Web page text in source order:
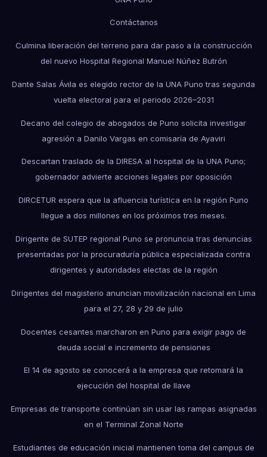
Contáctanos
Culmina liberación del terreno para dar paso a la construcción
del nuevo Hospital Regional Manuel Núñez Butrón
Dante Salas Ávila es elegido rector de la UNA Puno tras segunda
vuelta electoral para el periodo 2026–2031
Decano del colegio de abogados de Puno solicita investigar
agresión a Danilo Vargas en comisaría de Ayaviri
Descartan traslado de la DIRESA al hospital de la UNA Puno;
gobernador advierte acciones legales por oposición
DIRCETUR espera que la afluencia turística en la región Puno
llegue a dos millones en los próximos tres meses.
Dirigente de SUTEP regional Puno se pronuncia tras denuncias
presentadas por la procuraduría pública especializada contra
dirigentes y autoridades electas de la región
Dirigentes del magisterio anuncian movilización nacional en Lima
para el 27, 28 y 29 de julio
Docentes cesantes marcharon en Puno para exigir pago de
deuda social e incremento de pensiones
El 14 de agosto se conocerá a la empresa que retomará la
ejecución del hospital de Ilave
Empresas de transporte continúan sin usar las rampas asignadas
en el Terminal Zonal Norte
Estudiantes de educación inicial mantienen toma del campus de